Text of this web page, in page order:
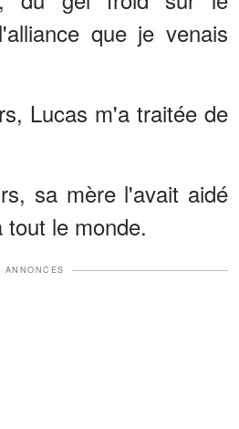
que je venais
Lucas m'a traitée de
sa mère l'avait aidé
le monde.
ANNONCES